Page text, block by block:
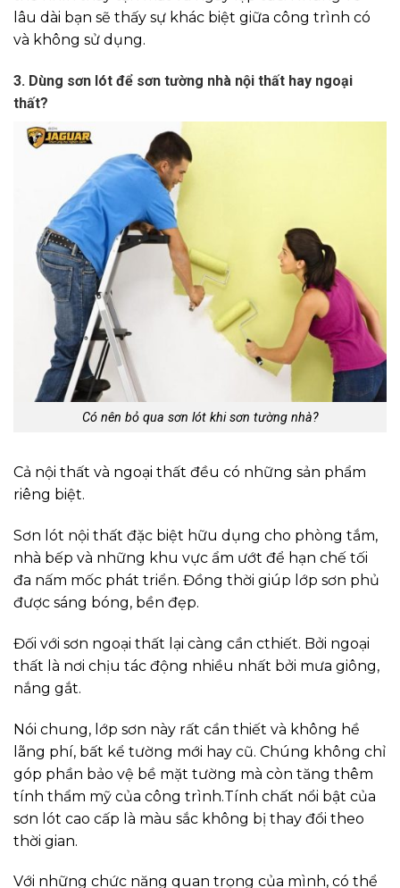
lâu dài bạn sẽ thấy sự khác biệt giữa công trình có
và không sử dụng.
3. Dùng sơn lót để sơn tường nhà nội thất hay ngoại
thất?
Có nên bỏ qua sơn lót khi sơn tường nhà?
Cả nội thất và ngoại thất đều có những sản phẩm
riêng biệt.
Sơn lót nội thất đặc biệt hữu dụng cho phòng tắm,
nhà bếp và những khu vực ẩm ướt để hạn chế tối
đa nấm mốc phát triển. Đồng thời giúp lớp sơn phủ
được sáng bóng, bền đẹp.
Đối với sơn ngoại thất lại càng cần cthiết. Bởi ngoại
thất là nơi chịu tác động nhiều nhất bởi mưa giông,
nắng gắt.
Nói chung, lớp sơn này rất cần thiết và không hề
lãng phí, bất kể tường mới hay cũ. Chúng không chỉ
góp phần bảo vệ bề mặt tường mà còn tăng thêm
tính thẩm mỹ của công trình.Tính chất nổi bật của
sơn lót cao cấp là màu sắc không bị thay đổi theo
thời gian.
Với những chức năng quan trọng của mình, có thể